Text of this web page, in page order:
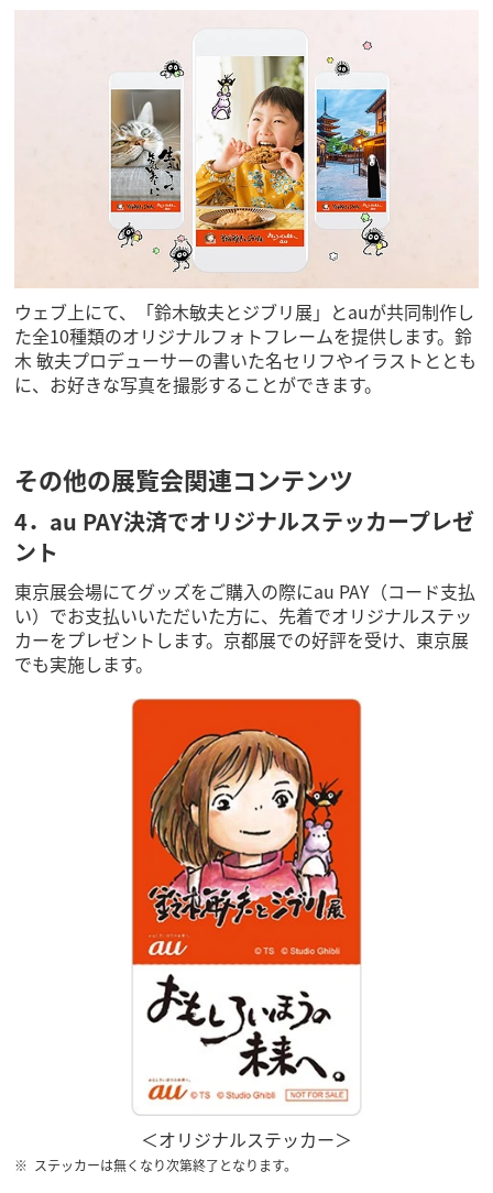
ウェブ上にて、「鈴木敏夫とジブリ展」とauが共同制作し
た全10種類のオリジナルフォトフレームを提供します。鈴
木 敏夫プロデューサーの書いた名セリフやイラストととも
に、お好きな写真を撮影することができます。
その他の展覧会関連コンテンツ
4．au PAY決済でオリジナルステッカープレゼ
ント
東京展会場にてグッズをご購入の際にau PAY（コード支払
い）でお支払いいただいた方に、先着でオリジナルステッ
カーをプレゼントします。京都展での好評を受け、東京展
でも実施します。
＜オリジナルステッカー＞
ステッカーは無くなり次第終了となります。